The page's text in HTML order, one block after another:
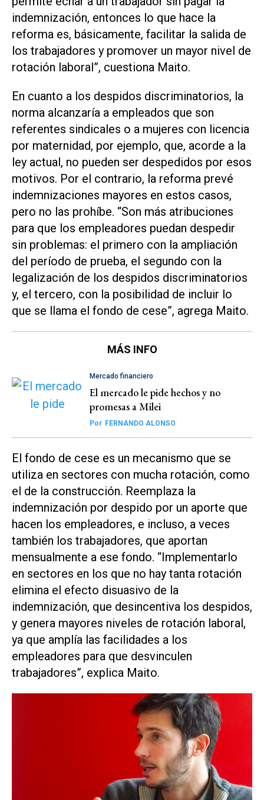
indemnización, entonces lo que hace la
reforma es, básicamente, facilitar la salida de
los trabajadores y promover un mayor nivel de
rotación laboral”, cuestiona Maito.
En cuanto a los despidos discriminatorios, la
norma alcanzaría a empleados que son
referentes sindicales o a mujeres con licencia
por maternidad, por ejemplo, que, acorde a la
ley actual, no pueden ser despedidos por esos
motivos. Por el contrario, la reforma prevé
indemnizaciones mayores en estos casos,
pero no las prohíbe. “Son más atribuciones
para que los empleadores puedan despedir
sin problemas: el primero con la ampliación
del período de prueba, el segundo con la
legalización de los despidos discriminatorios
y, el tercero, con la posibilidad de incluir lo
que se llama el fondo de cese”, agrega Maito.
MÁS INFO
Mercado financiero
El mercado le pide hechos y no
promesas a Milei
Por FERNANDO ALONSO
El fondo de cese es un mecanismo que se
utiliza en sectores con mucha rotación, como
el de la construcción. Reemplaza la
indemnización por despido por un aporte que
hacen los empleadores, e incluso, a veces
también los trabajadores, que aportan
mensualmente a ese fondo. “Implementarlo
en sectores en los que no hay tanta rotación
elimina el efecto disuasivo de la
indemnización, que desincentiva los despidos,
y genera mayores niveles de rotación laboral,
ya que amplía las facilidades a los
empleadores para que desvinculen
trabajadores”, explica Maito.